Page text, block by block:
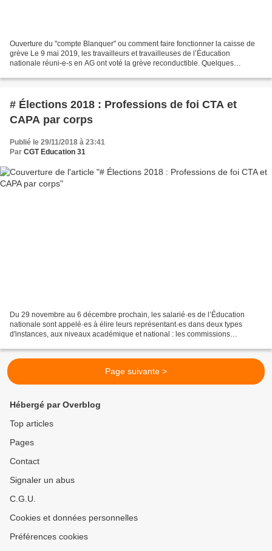
Ouverture du "compte Blanquer" ou comment faire fonctionner la caisse de
grève Le 9 mai 2019, les travailleurs et travailleuses de l’Éducation
nationale réuni-e-s en AG ont voté la grève reconductible. Quelques
# Élections 2018 : Professions de foi CTA et
CAPA par corps
Publié le 29/11/2018 à 23:41
Par CGT Education 31
Du 29 novembre au 6 décembre prochain, les salarié·es de l’Éducation
nationale sont appelé·es à élire leurs représentant·es dans deux types
d'instances, aux niveaux académique et national : les commissions
Page suivante >
Hébergé par Overblog
Top articles
Pages
Contact
Signaler un abus
C.G.U.
Cookies et données personnelles
Préférences cookies